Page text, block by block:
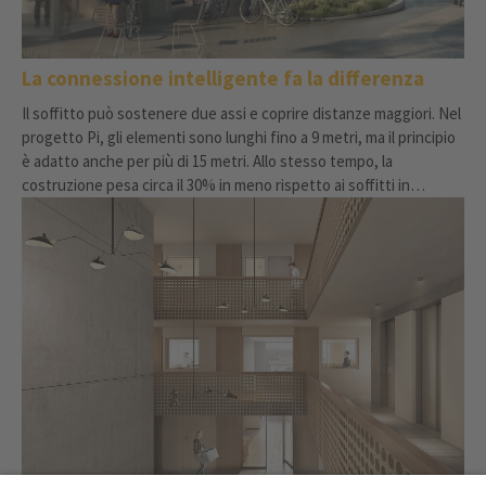
La connessione intelligente fa la differenza
Il soffitto può sostenere due assi e coprire distanze maggiori. Nel
progetto Pi, gli elementi sono lunghi fino a 9 metri, ma il principio
è adatto anche per più di 15 metri. Allo stesso tempo, la
costruzione pesa circa il 30% in meno rispetto ai soffitti in
calcestruzzo ed è molto più sottile delle strutture composite
convenzionali. Ciò consente di aggiungere, tra l'altro, un piano
supplementare e una fondazione massicciamente più piccola agli
80 metri di altezza del progetto di Zug.